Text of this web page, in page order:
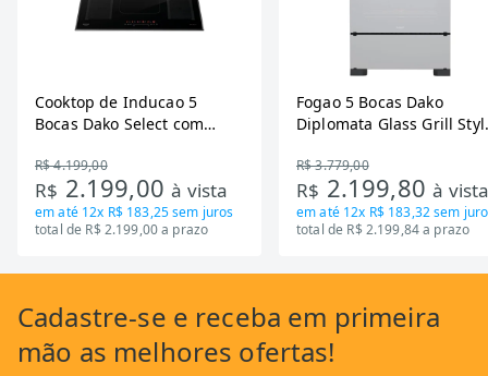
Cooktop de Inducao 5
Bocas Dako Select com
R$ 4.199,00
R$ 2.199,00à vista
em até 12x R$ 183,25sem juros
total de R$ 2.199,00 a prazo
Fogao 5 Bocas Dako
Diplomata Glass Grill
R$ 3.779,00
R$ 2.199,80à
em até 12x R$ 183,32sem
total de R$ 2.199,84 a prazo
Cadastre-se e receba em primeira
mão as melhores ofertas!